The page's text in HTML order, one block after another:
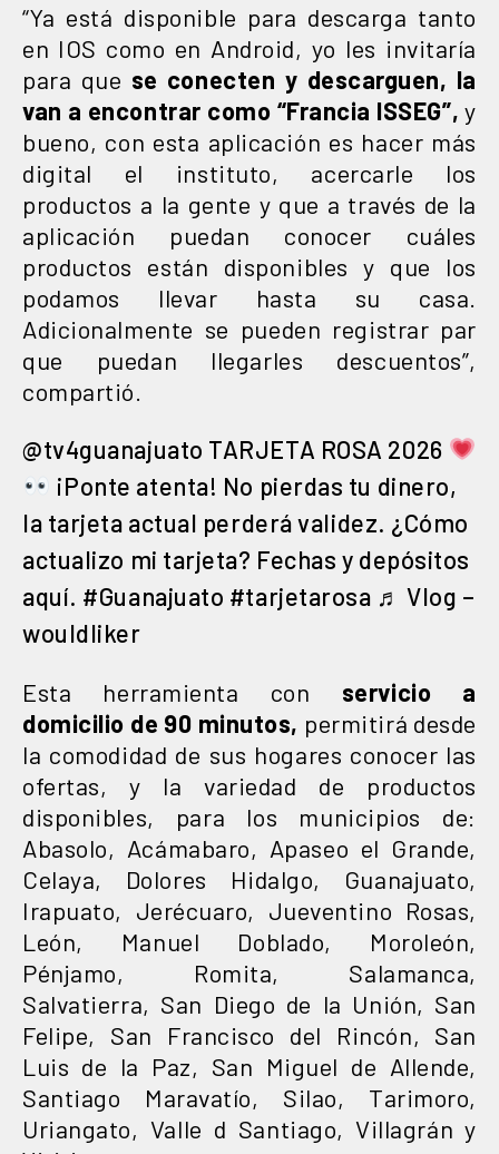
“Ya está disponible para descarga tanto
en IOS como en Android, yo les invitaría
para que se conecten y descarguen, la
van a encontrar como “Francia ISSEG”, y
bueno, con esta aplicación es hacer más
digital el instituto, acercarle los
productos a la gente y que a través de la
aplicación puedan conocer cuáles
productos están disponibles y que los
podamos llevar hasta su casa.
Adicionalmente se pueden registrar par
que puedan llegarles descuentos”,
compartió.
@tv4guanajuato TARJETA ROSA 2026
¡Ponte atenta! No pierdas tu dinero,
la tarjeta actual perderá validez. ¿Cómo
actualizo mi tarjeta? Fechas y depósitos
aquí. #Guanajuato #tarjetarosa ♬ Vlog –
wouldliker
Esta herramienta con servicio a
domicilio de 90 minutos, permitirá desde
la comodidad de sus hogares conocer las
ofertas, y la variedad de productos
disponibles, para los municipios de:
Abasolo, Acámabaro, Apaseo el Grande,
Celaya, Dolores Hidalgo, Guanajuato,
Irapuato, Jerécuaro, Jueventino Rosas,
León, Manuel Doblado, Moroleón,
Pénjamo, Romita, Salamanca,
Salvatierra, San Diego de la Unión, San
Felipe, San Francisco del Rincón, San
Luis de la Paz, San Miguel de Allende,
Santiago Maravatío, Silao, Tarimoro,
Uriangato, Valle d Santiago, Villagrán y